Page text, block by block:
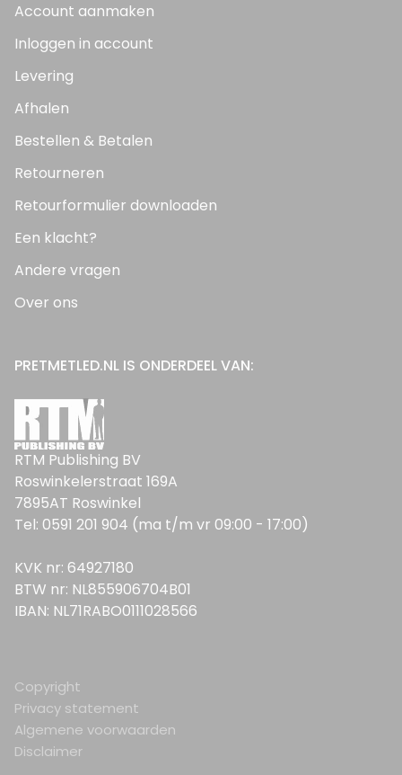
Account aanmaken
Inloggen in account
Levering
Afhalen
Bestellen & Betalen
Retourneren
Retourformulier downloaden
Een klacht?
Andere vragen
Over ons
PRETMETLED.NL IS ONDERDEEL VAN:
RTM Publishing BV
Roswinkelerstraat 169A
7895AT Roswinkel
Tel: 0591 201 904 (ma t/m vr 09:00 - 17:00)
KVK nr: 64927180
BTW nr: NL855906704B01
IBAN: NL71RABO0111028566
Copyright
Privacy statement
Algemene voorwaarden
Disclaimer